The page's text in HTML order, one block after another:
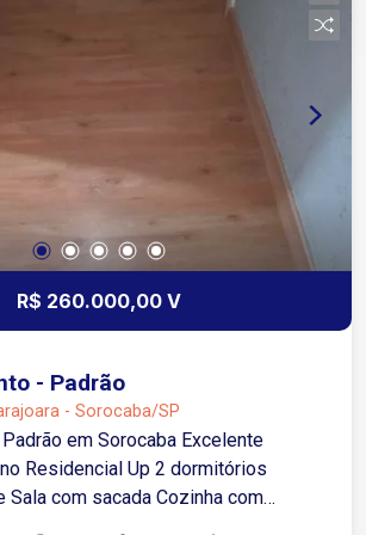
de estacionar seus veículos
e comodidade.
R$ 260.000,00 V
- Padrão
- Sorocaba/SP
em Sorocaba Excelente
Residencial Up 2 dormitórios
Sala com sacada Cozinha com